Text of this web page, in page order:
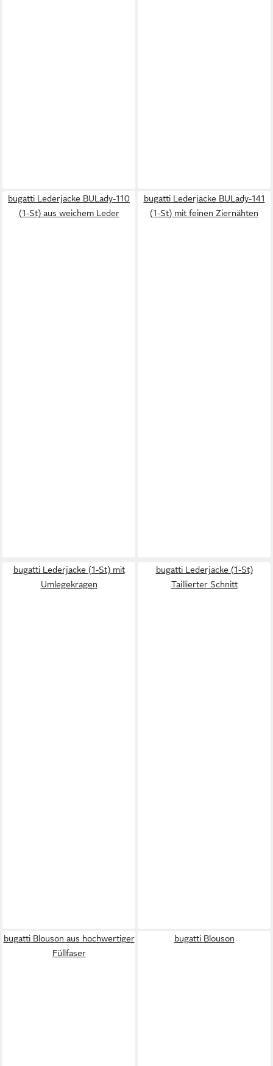
bugatti Lederjacke BULady-110
(1-St) aus weichem Leder
bugatti Lederjacke BULady-141
(1-St) mit feinen Ziernähten
bugatti Lederjacke (1-St) mit
Umlegekragen
bugatti Lederjacke (1-St)
Taillierter Schnitt
bugatti Blouson aus hochwertiger
Füllfaser
bugatti Blouson